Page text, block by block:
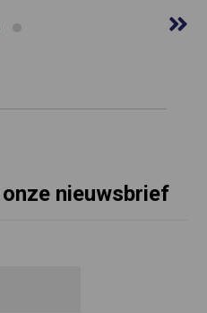
nieuwsbrief